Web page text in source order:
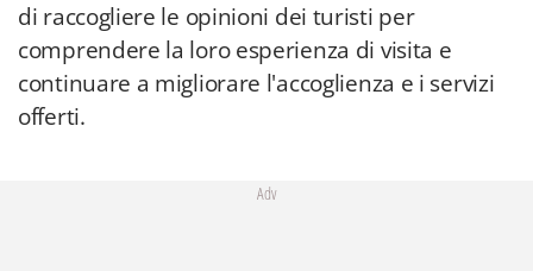
di raccogliere le opinioni dei turisti per
comprendere la loro esperienza di visita e
continuare a migliorare l'accoglienza e i servizi
offerti.
Adv